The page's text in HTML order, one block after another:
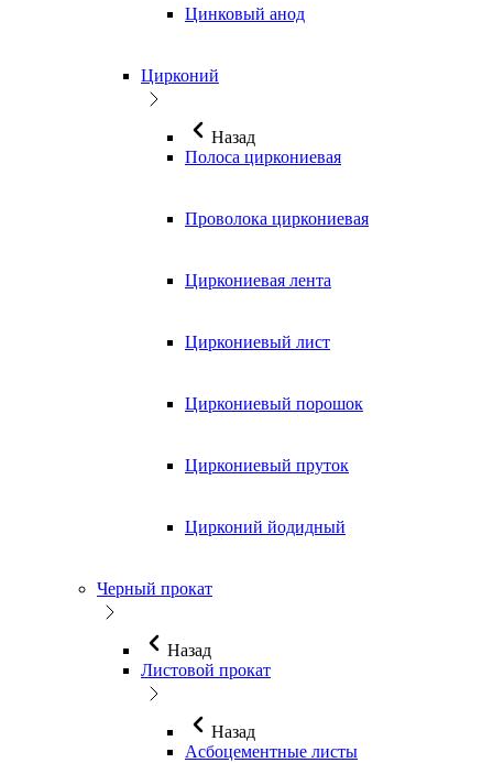
Цинковый анод
Цирконий
Назад
Полоса циркониевая
Проволока циркониевая
Циркониевая лента
Циркониевый лист
Циркониевый порошок
Циркониевый пруток
Цирконий йодидный
Черный прокат
Назад
Листовой прокат
Назад
Асбоцементные листы